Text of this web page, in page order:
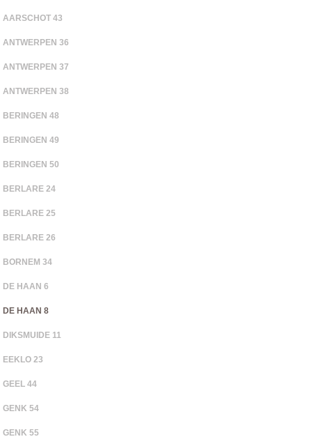
AARSCHOT 43
ANTWERPEN 36
ANTWERPEN 37
ANTWERPEN 38
BERINGEN 48
BERINGEN 49
BERINGEN 50
BERLARE 24
BERLARE 25
BERLARE 26
BORNEM 34
DE HAAN 6
DE HAAN 8
DIKSMUIDE 11
EEKLO 23
GEEL 44
GENK 54
GENK 55